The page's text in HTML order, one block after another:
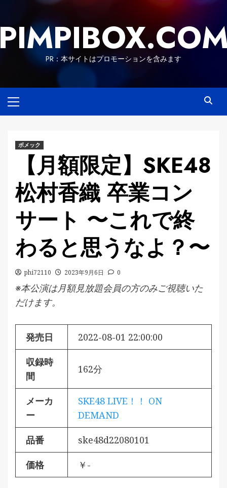
content
PR：本サイトはプロモーションを含みます
Menu
ボメック
【月額限定】SKE48
松村香織 卒業コン
サート 〜これで終
わると思うなよ？〜
phi72110 2023年9月6日 0
※本公演は月額見放題会員の方のみご視聴いた
だけます。
発売日 2022-08-01 22:00:00
収録時
間
162分
メーカ
ー
SKE48 LIVE！！ ON
DEMAND
品番 ske48d22080101
価格 ￥-